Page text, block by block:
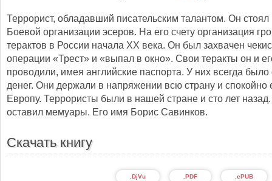
Террорист, обладавший писательским талантом. Он стоял
Боевой организации эсеров. На его счету организация
терактов в России начала XX века. Он был захвачен
операции «Трест» и «выпал в окно». Свои теракты он и
проводили, имея английские паспорта. У них всегда было
денег. Они держали в напряжении всю страну и спокойно
Европу. Террористы были в нашей стране и сто лет
оставил мемуары. Его имя Борис Савинков.
Скачать книгу
.ePUB
.PDF
.DjVu